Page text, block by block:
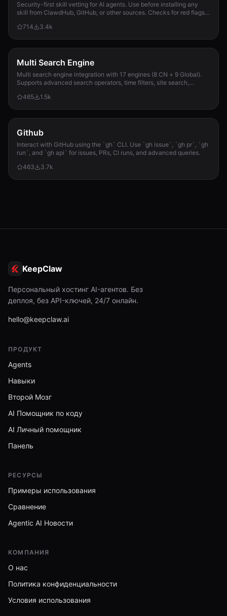
Security-first skill vetting for AI agents. Use before installing any
skill from ClawdHub, GitHub, or other sources. Checks for red flags,
714
3.4k
Multi Search Engine
Multi search engine integration with 17 engines (8 CN + 9 Global).
Supports advanced search operators, time filters, site search,
required.
465 1.5k
Github
Interact with GitHub using the `gh` CLI. Use `gh issue`, `gh pr`, `gh
run`, and `gh api` for issues, PRs, CI runs, and advanced queries.
463
3.7k
KeepClaw
Персональный хостинг AI-агентов. Без
деплоя, без API-ключей, 24/7 онлайн.
hello@keepclaw.ai
ПРОДУКТ
Agents
Навыки
Второй Мозг
AI Помощник по коду
AI Личный помощник
Панель
РЕСУРСЫ
Примеры использования
Сравнение
Agentic AI Новости
КОМПАНИЯ
О нас
Политика конфиденциальности
Условия использования